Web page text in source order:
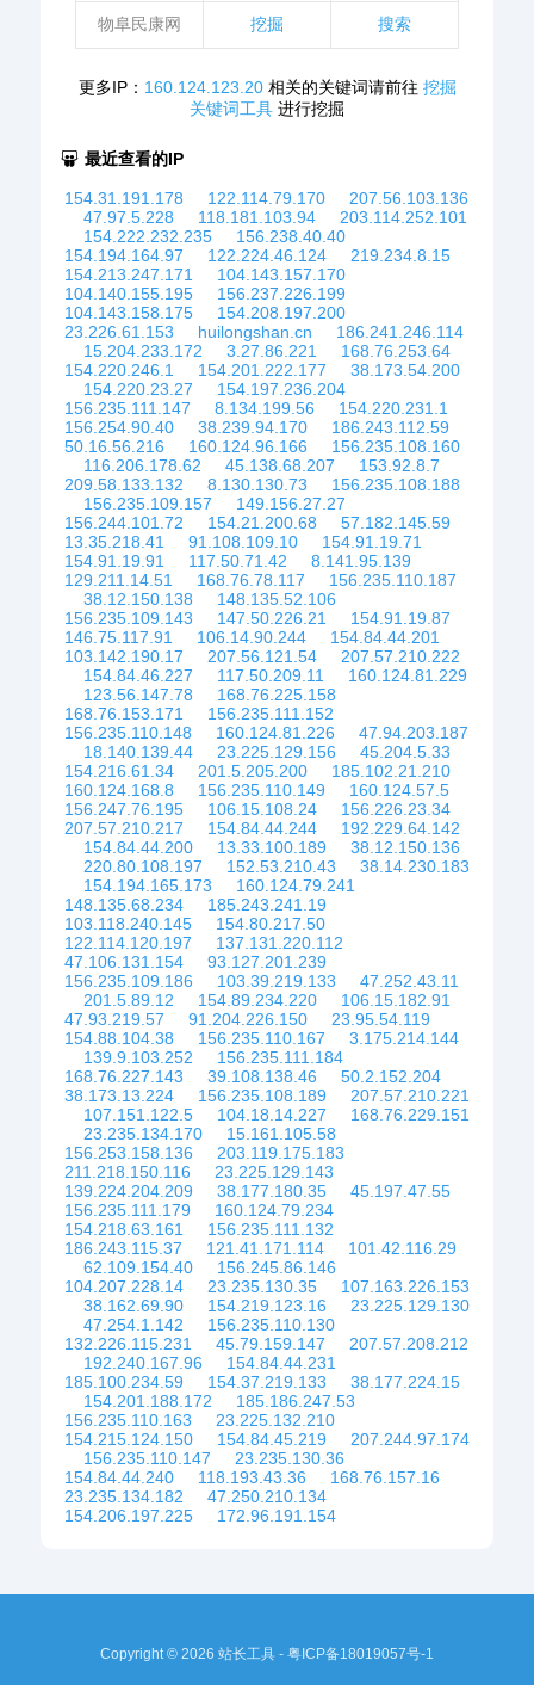
物阜民康网 挖掘 搜索
更多IP： 160.124.123.20相关的关键词请前往 挖掘
关键词工具 进行挖掘
最近查看的IP
154.31.191.178 122.114.79.170
207.56.103.136
47.97.5.228
118.181.103.94
203.114.252.101
154.222.232.235
156.238.40.40
154.194.164.97
122.224.46.124
219.234.8.15
154.213.247.171
104.143.157.170
104.140.155.195
156.237.226.199
104.143.158.175
154.208.197.200
23.226.61.153
huilongshan.cn
186.241.246.114
15.204.233.172
3.27.86.221
168.76.253.64
154.220.246.1
154.201.222.177
38.173.54.200
154.220.23.27
154.197.236.204
156.235.111.147
8.134.199.56
154.220.231.1
156.254.90.40
38.239.94.170
186.243.112.59
50.16.56.216
160.124.96.166
156.235.108.160
116.206.178.62
45.138.68.207
153.92.8.7
209.58.133.132
8.130.130.73
156.235.108.188
156.235.109.157
149.156.27.27
156.244.101.72
154.21.200.68
57.182.145.59
13.35.218.41
91.108.109.10
154.91.19.71
154.91.19.91
117.50.71.42
8.141.95.139
129.211.14.51
168.76.78.117
156.235.110.187
38.12.150.138
148.135.52.106
156.235.109.143
147.50.226.21
154.91.19.87
146.75.117.91
106.14.90.244
154.84.44.201
103.142.190.17
207.56.121.54
207.57.210.222
154.84.46.227
117.50.209.11
160.124.81.229
123.56.147.78
168.76.225.158
168.76.153.171
156.235.111.152
156.235.110.148
160.124.81.226
47.94.203.187
18.140.139.44
23.225.129.156
45.204.5.33
154.216.61.34
201.5.205.200
185.102.21.210
160.124.168.8
156.235.110.149
160.124.57.5
156.247.76.195
106.15.108.24
156.226.23.34
207.57.210.217
154.84.44.244
192.229.64.142
154.84.44.200
13.33.100.189
38.12.150.136
220.80.108.197
152.53.210.43
38.14.230.183
154.194.165.173
160.124.79.241
148.135.68.234
185.243.241.19
103.118.240.145
154.80.217.50
122.114.120.197
137.131.220.112
47.106.131.154
93.127.201.239
156.235.109.186
103.39.219.133
47.252.43.11
201.5.89.12
154.89.234.220
106.15.182.91
47.93.219.57
91.204.226.150
23.95.54.119
154.88.104.38
156.235.110.167
3.175.214.144
139.9.103.252
156.235.111.184
168.76.227.143
39.108.138.46
50.2.152.204
38.173.13.224
156.235.108.189
207.57.210.221
107.151.122.5
104.18.14.227
168.76.229.151
23.235.134.170
15.161.105.58
156.253.158.136
203.119.175.183
211.218.150.116
23.225.129.143
139.224.204.209
38.177.180.35
45.197.47.55
156.235.111.179
160.124.79.234
154.218.63.161
156.235.111.132
186.243.115.37
121.41.171.114
101.42.116.29
62.109.154.40
156.245.86.146
104.207.228.14
23.235.130.35
107.163.226.153
38.162.69.90
154.219.123.16
23.225.129.130
47.254.1.142
156.235.110.130
132.226.115.231
45.79.159.147
207.57.208.212
192.240.167.96
154.84.44.231
185.100.234.59
154.37.219.133
38.177.224.15
154.201.188.172
185.186.247.53
156.235.110.163
23.225.132.210
154.215.124.150
154.84.45.219
207.244.97.174
156.235.110.147
23.235.130.36
154.84.44.240
118.193.43.36
168.76.157.16
23.235.134.182
47.250.210.134
154.206.197.225
172.96.191.154
Copyright © 2026 站长工具 - 粤ICP备18019057号-1